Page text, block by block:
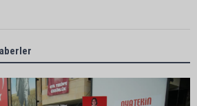
Belediye Başkanı Ali Bedrettin Karataş:
birlikte sahip çıkalım”